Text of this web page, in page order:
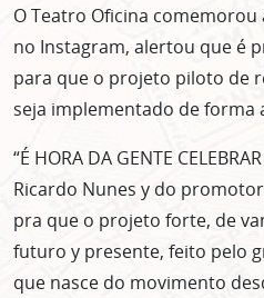
O Teatro Oficina comemorou
no Instagram, alertou que é
para que o projeto piloto de
seja implementado de forma
“É HORA DA GENTE
Ricardo Nunes y do promotor
pra que o projeto forte, de
futuro y presente, feito pelo
que nasce do movimento